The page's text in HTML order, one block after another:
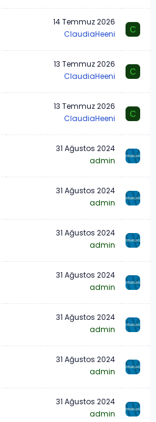
14 Temmuz 2026
ClaudiaHeeni
C
13 Temmuz 2026
ClaudiaHeeni
C
13 Temmuz 2026
ClaudiaHeeni
C
31 Ağustos 2024
admin
31 Ağustos 2024
admin
31 Ağustos 2024
admin
31 Ağustos 2024
admin
31 Ağustos 2024
admin
31 Ağustos 2024
admin
31 Ağustos 2024
admin